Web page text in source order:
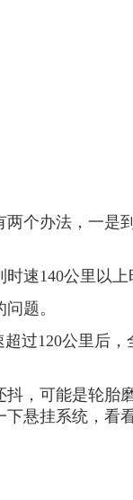
个办法，一是
速140公里以上
题。
120公里后，
，可能是轮胎
下悬挂系统，看